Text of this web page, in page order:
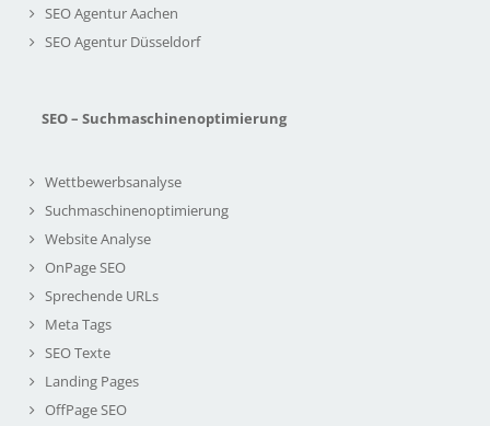
SEO Agentur Aachen
SEO Agentur Düsseldorf
SEO – Suchmaschinenoptimierung
Wettbewerbsanalyse
Suchmaschinenoptimierung
Website Analyse
OnPage SEO
Sprechende URLs
Meta Tags
SEO Texte
Landing Pages
OffPage SEO